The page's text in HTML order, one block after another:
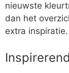
nieuwste
dan het
extra inspiratie.